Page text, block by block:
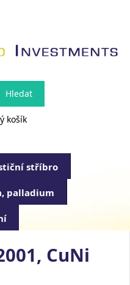
košík
stříbro
palladium
CuNi